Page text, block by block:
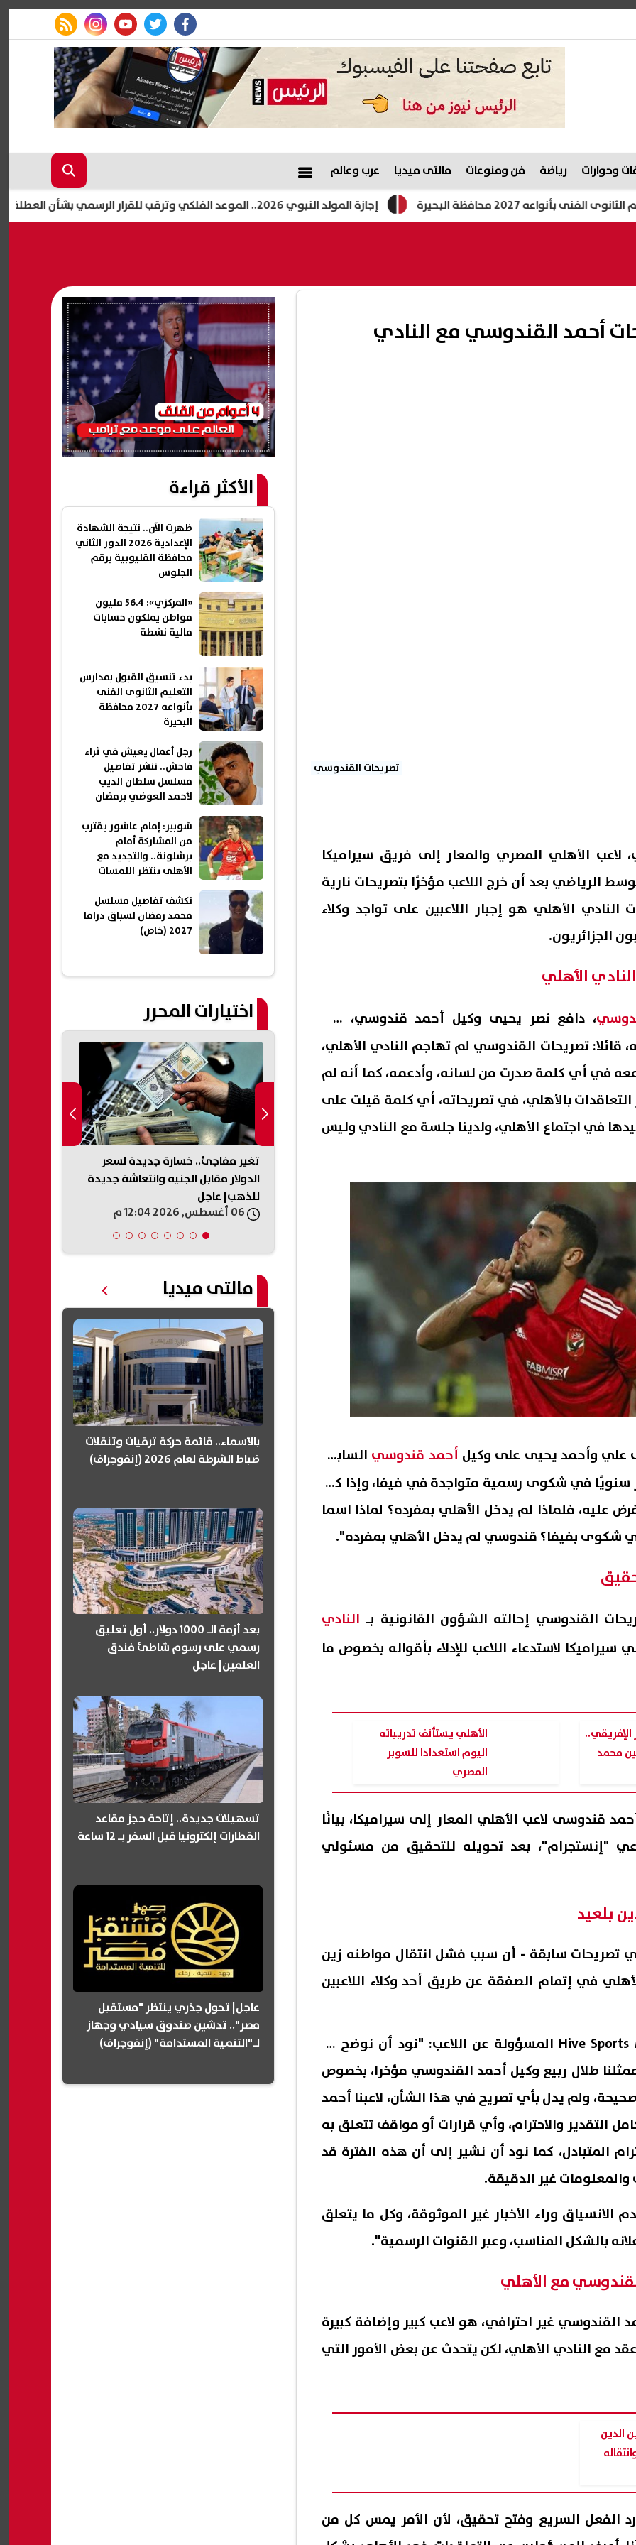
facebook
twitter
youtube
instagram
rss feed
وحوارات رياضة فن ومنوعات مالتى ميديا عرب وعالم
إجازة المولد النبوي 2026.. الموعد الفلكي وترقب للقرار الرسمي بشأن العطلة 2027 محافظة البحيرة
أحمد القندوسي مع النادي
تصريحات القندوسي
الأهلي المصري والمعار إلى فريق سيراميكا
الرياضي بعد أن خرج اللاعب مؤخرًا بتصريحات نارية
الأهلي هو إجبار اللاعبين على تواجد وكلاء
الجزائريون.
الأهلي
، دافع نصر يحيى وكيل أحمد قندوسي، في
قائلا: تصريحات القندوسي لم تهاجم النادي الأهلي،
في أي كلمة صدرت من لسانه، وأدعمه، كما أنه لم
بالأهلي، في تصريحاته، أي كلمة قيلت على
في اجتماع الأهلي، ولدينا جلسة مع النادي وليس
علي وأحمد يحيى على وكيل أحمد قندوسي السابق،
بـ100 ألف دولار سنويًا في شكوى رسمية متواجدة في فيفا، وإذا كان
عليه، فلماذا لم يدخل الأهلي بمفرده؟ لماذا اسما
شكوى بفيفا؟ قندوسي لم يدخل الأهلي بمفرده".
القندوسي إحالته الشؤون القانونية بـ النادي
سيراميكا لاستدعاء اللاعب للإدلاء بأقواله بخصوص ما
محمد
الأهلي يستأنف تدريباته
اليوم استعدادا للسوبر
المصري
قندوسى لاعب الأهلي المعار إلى سيراميكا، بيانًا
"إنستجرام"، بعد تحويله للتحقيق من مسئولي
بلعيد
تصريحات سابقة - أن سبب فشل انتقال مواطنه زين
في إتمام الصفقة عن طريق أحد وكلاء اللاعبين
وكشف وكالة Hive Sports Management المسؤولة عن اللاعب: "نود أن نوضح أن
طلال ربيع وكيل أحمد القندوسي مؤخرا، بخصوص
ولم يدل بأي تصريح في هذا الشأن، لاعبنا أحمد
التقدير والاحترام، وأي قرارات أو مواقف تتعلق به
المتبادل، كما نود أن نشير إلى أن هذه الفترة قد
غير الدقيقة.
الانسياق وراء الأخبار غير الموثوقة، وكل ما يتعلق
بالشكل المناسب، وعبر القنوات الرسمية".
مع الأهلي
القندوسي غير احترافي، هو لاعب كبير وإضافة كبيرة
مع النادي الأهلي، لكن يتحدث عن بعض الأمور التي
الدين
الفعل السريع وفتح تحقيق، لأن الأمر يمس كل من
الأكثر قراءة
ظهرت الآن.. نتيجة الشهادة
الإعدادية 2026 الدور الثاني
محافظة القليوبية برقم
الجلوس
«المركزي»: 56.4 مليون
مواطن يملكون حسابات
مالية نشطة
بدء تنسيق القبول بمدارس
التعليم الثانوى الفنى
بأنواعه 2027 محافظة
البحيرة
رجل أعمال يعيش في ثراء
فاحش.. ننشر تفاصيل
مسلسل سلطان الديب
لأحمد العوضي برمضان
شوبير: إمام عاشور يقترب
من المشاركة أمام
برشلونة.. والتجديد مع
الأهلي ينتظر اللمسات
نكشف تفاصيل مسلسل
محمد رمضان لسباق دراما
2027 (خاص)
اختيارات المحرر
اليونسكو: نسعى للتعاون
التراث الثقافي وجودة
البحيرة
06 أغسطس, 2026 11:40 ص
تغير مفاجئ.. خسارة جديدة لسعر
الدولار مقابل الجنيه وانتعاشة جديدة
للذهب| عاجل
مالتى ميديا
بالأسماء.. قائمة حركة ترقيات وتنقلات
ضباط الشرطة لعام 2026 (إنفوجراف)
بعد أزمة الـ 1000 دولار.. أول تعليق
رسمي على رسوم شاطئ فندق
العلمين| عاجل
تسهيلات جديدة.. إتاحة حجز مقاعد
القطارات إلكترونيا قبل السفر بـ 12 ساعة
عاجل| تحول جذري ينتظر "مستقبل
مصر".. تدشين صندوق سيادي وجهاز
لـ"التنمية المستدامة" (إنفوجراف)